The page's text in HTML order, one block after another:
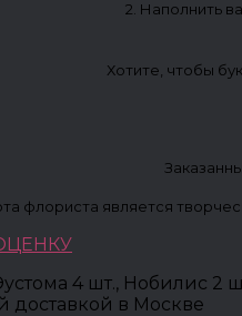
2. Наполнить
Хотите, чтобы
флориста является
4 шт., Нобилис
доставкой в Москве